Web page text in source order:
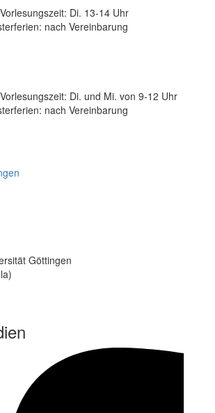
Di. 13-14 Uhr
nach Vereinbarung
Di. und Mi. von 9-12 Uhr
nach Vereinbarung
Göttingen